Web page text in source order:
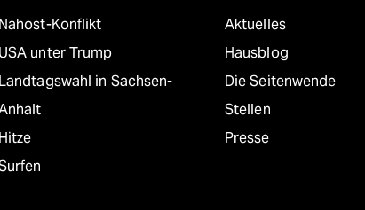
Nahost-Konflikt
USA unter Trump
Landtagswahl in Sachsen-
Hitze
Aktuelles
Hausblog
Die Seitenwende
Stellen
Presse